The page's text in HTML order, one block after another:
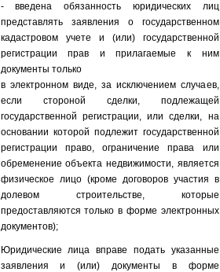
- введена обязанность юридических лиц
представлять заявления о государственном
кадастровом учете и (или) государственной
регистрации прав и прилагаемые к ним
документы только
в электронном виде, за исключением случаев,
если стороной сделки, подлежащей
государственной регистрации, или сделки, на
основании которой подлежит государственной
регистрации право, ограничение права или
обременение объекта недвижимости, является
физическое лицо (кроме договоров участия в
долевом строительстве, которые
предоставляются только в форме электронных
документов);
Юридические лица вправе подать указанные
заявления и (или) документы в форме